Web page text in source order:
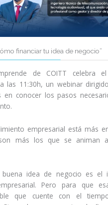
financiar tu idea de negocio”
de COITT celebra
las 11:30h, un webinar
en conocer los pasos
empresarial está más
más los que se animan
buena idea de negocio es el
Pero para que
que cuente con el